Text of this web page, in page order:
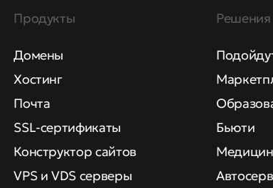
Продукты
Домены
Хостинг
Почта
SSL-сертификаты
Конструктор сайтов
VPS и VDS серверы
Решения
Бьюти